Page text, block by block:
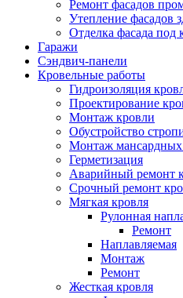
Ремонт фасадов
Утепление фасадов
Отделка фасада под
Гаражи
Сэндвич-панели
Кровельные работы
Гидроизоляция
Проектирование
Монтаж кровли
Обустройство
Монтаж мансардных
Герметизация
Аварийный ремонт
Срочный ремонт
Мягкая кровля
Рулонная
Ремонт
Наплавляемая
Монтаж
Ремонт
Жесткая кровля